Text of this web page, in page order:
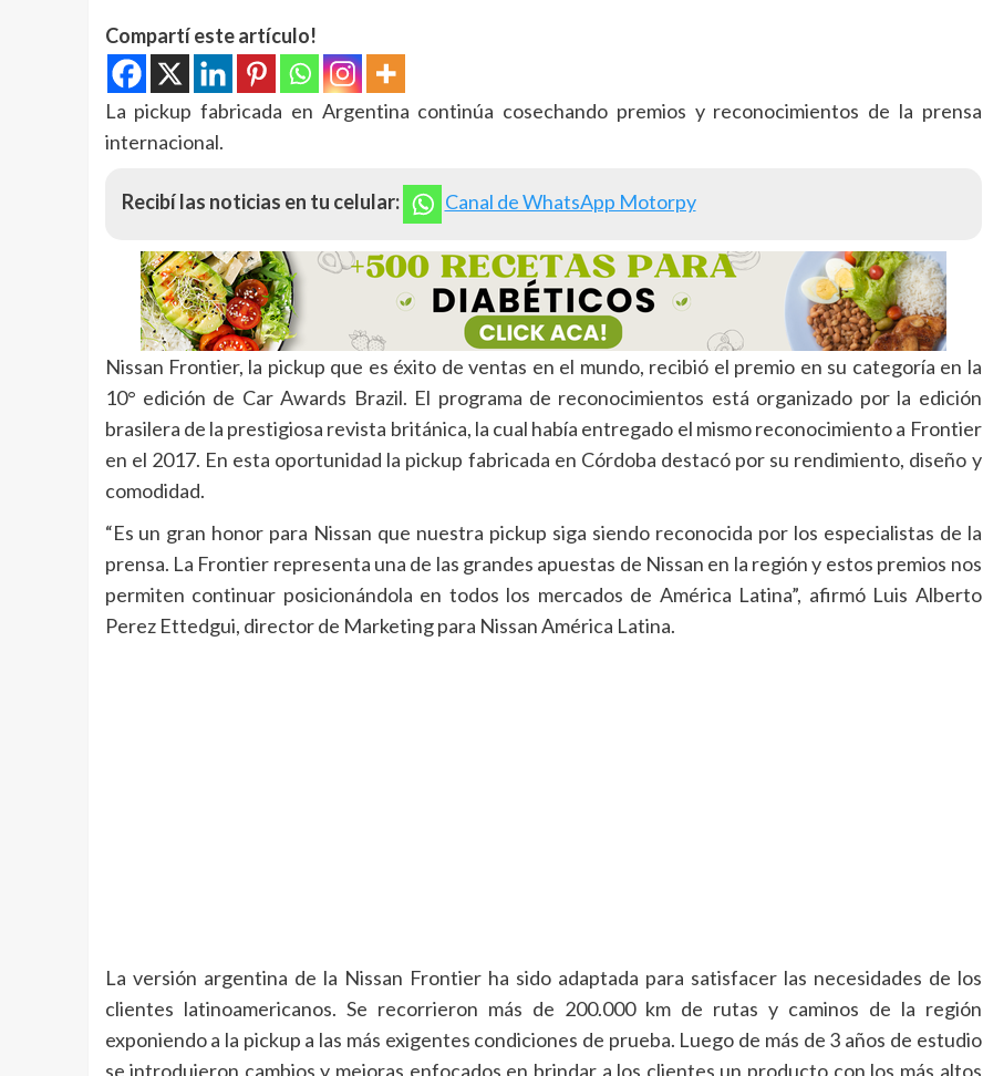
Compartí este artículo!
La pickup fabricada en Argentina continúa cosechando premios y reconocimientos de la prensa
internacional.
Recibí las noticias en tu celular: Canal de WhatsApp Motorpy
Nissan Frontier, la pickup que es éxito de ventas en el mundo, recibió el premio en su categoría en la
10° edición de Car Awards Brazil. El programa de reconocimientos está organizado por la edición
brasilera de la prestigiosa revista británica, la cual había entregado el mismo reconocimiento a Frontier
en el 2017. En esta oportunidad la pickup fabricada en Córdoba destacó por su rendimiento, diseño y
comodidad.
“Es un gran honor para Nissan que nuestra pickup siga siendo reconocida por los especialistas de la
prensa. La Frontier representa una de las grandes apuestas de Nissan en la región y estos premios nos
permiten continuar posicionándola en todos los mercados de América Latina”, afirmó Luis Alberto
Perez Ettedgui, director de Marketing para Nissan América Latina.
La versión argentina de la Nissan Frontier ha sido adaptada para satisfacer las necesidades de los
clientes latinoamericanos. Se recorrieron más de 200.000 km de rutas y caminos de la región
exponiendo a la pickup a las más exigentes condiciones de prueba. Luego de más de 3 años de estudio
se introdujeron cambios y mejoras enfocados en brindar a los clientes un producto con los más altos